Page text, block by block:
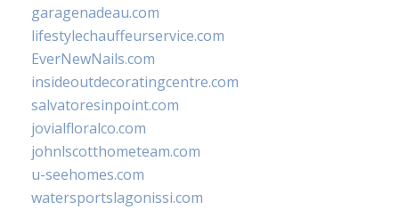
garagenadeau.com
lifestylechauffeurservice.com
EverNewNails.com
insideoutdecoratingcentre.com
salvatoresinpoint.com
jovialfloralco.com
johnlscotthometeam.com
u-seehomes.com
watersportslagonissi.com